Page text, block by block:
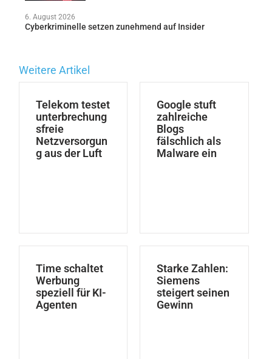
6. August 2026
Cyberkriminelle setzen zunehmend auf Insider
Weitere Artikel
Telekom testet
unterbrechung
sfreie
Netzversorgun
g aus der Luft
Google stuft
zahlreiche
Blogs
fälschlich als
Malware ein
Time schaltet
Werbung
speziell für KI-
Agenten
Starke Zahlen:
Siemens
steigert seinen
Gewinn